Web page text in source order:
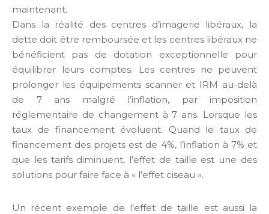
maintenant.
Dans la réalité des centres d’imagerie libéraux, la
dette doit être remboursée et les centres libéraux ne
bénéficient pas de dotation exceptionnelle pour
équilibrer leurs comptes. Les centres ne peuvent
prolonger les équipements scanner et IRM au-delà
de 7 ans malgré l’inflation, par imposition
réglementaire de changement à 7 ans. Lorsque les
taux de financement évoluent. Quand le taux de
financement des projets est de 4%, l’inflation à 7% et
que les tarifs diminuent, l’effet de taille est une des
solutions pour faire face à « l’effet ciseau ».
Un récent exemple de l’effet de taille est aussi la